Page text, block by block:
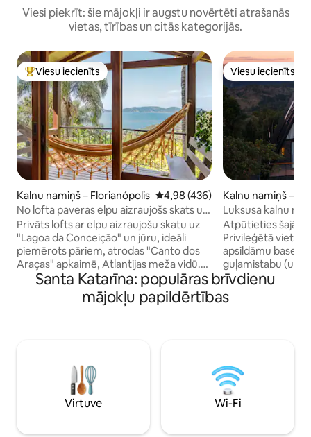
Viesi piekrīt: šie mājokļi ir augstu novērtēti atrašanās
vietas, tīrības un citās kategorijās.
Populārs viesu iecienīts mājoklis
Viesu iecienīts
Kalnu namiņš – Florianópolis Vidējais vērtējums: 4,98 no 5,
4,98 (436)
No lofta paveras elpu aizraujošs skats uz
lagūnu un jūru.
Privāts lofts ar elpu aizraujošu skatu uz
"Lagoa da Conceição" un jūru, ideāli
piemērots pāriem, atrodas "Canto dos
Araças" apkaimē, Atlantijas meža vidū.
Mājīga atrašanās vieta, gan klusa, gan
privāta, tikai 2,5 kilometru attālumā no
Lagoa apkaimes centra, 300 metru
automašīnu līdz lagūnas centram. 15/20
minūšu brauciena attālumā ar
automašīnu līdz pludmalei
Mole/Joaquina/Galheta/Barra.
Viesu iecienīts
Viesu iecienīts
Kalnu namiņš –
Sul
Luksusa kalnu
apsildāmu
Atpūtieties šajā
Privileģētā vietā
apsildāmu
guļamistabu (uz
vannasistabu,
kamīnu un
skatu uz ieleju,
tādām tūrisma
Cachoeiras,
apskates objekti.
telpas.
Santa Katarīna: populāras brīvdienu
mājokļu papildērtības
Virtuve Wi-Fi